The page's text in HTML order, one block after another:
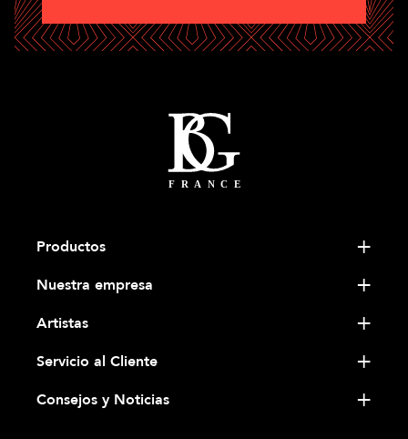
Productos
Nuestra empresa
Artistas
Servicio al Cliente
Consejos y Noticias